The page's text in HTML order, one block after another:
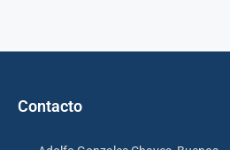
Contacto